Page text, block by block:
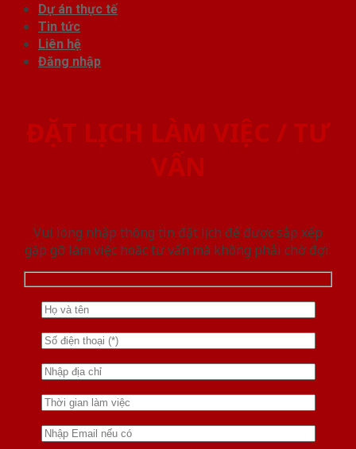
Dự án thực tế
Tin tức
Liên hệ
Đăng nhập
ĐẶT LỊCH LÀM VIỆC / TƯ
VẤN
Vui lòng nhập thông tin đặt lịch để được sắp xếp
gặp gỡ làm việc hoăc tư vấn mà không phải chờ đợi.